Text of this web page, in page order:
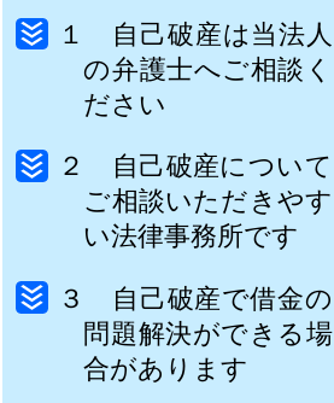
１ 自己破産は当法人
の弁護士へご相談く
ださい
２ 自己破産について
ご相談いただきやす
い法律事務所です
３ 自己破産で借金の
問題解決ができる場
合があります